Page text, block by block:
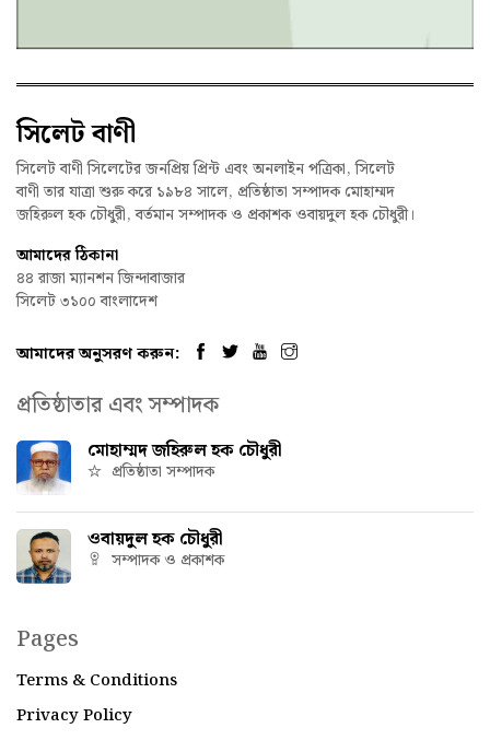
সিলেট বাণী
সিলেট বাণী সিলেটের জনপ্রিয় প্রিন্ট এবং অনলাইন পত্রিকা, সিলেট
বাণী তার যাত্রা শুরু করে ১৯৮৪ সালে, প্রতিষ্ঠাতা সম্পাদক মোহাম্মদ
জহিরুল হক চৌধুরী, বর্তমান সম্পাদক ও প্রকাশক ওবায়দুল হক চৌধুরী।
আমাদের ঠিকানা
৪৪ রাজা ম্যানশন জিন্দাবাজার
সিলেট ৩১০০ বাংলাদেশ
আমাদের অনুসরণ করুন:
প্রতিষ্ঠাতার এবং সম্পাদক
মোহাম্মদ জহিরুল হক চৌধুরী
প্রতিষ্ঠাতা সম্পাদক
ওবায়দুল হক চৌধুরী
সম্পাদক ও প্রকাশক
Pages
Terms & Conditions
Privacy Policy